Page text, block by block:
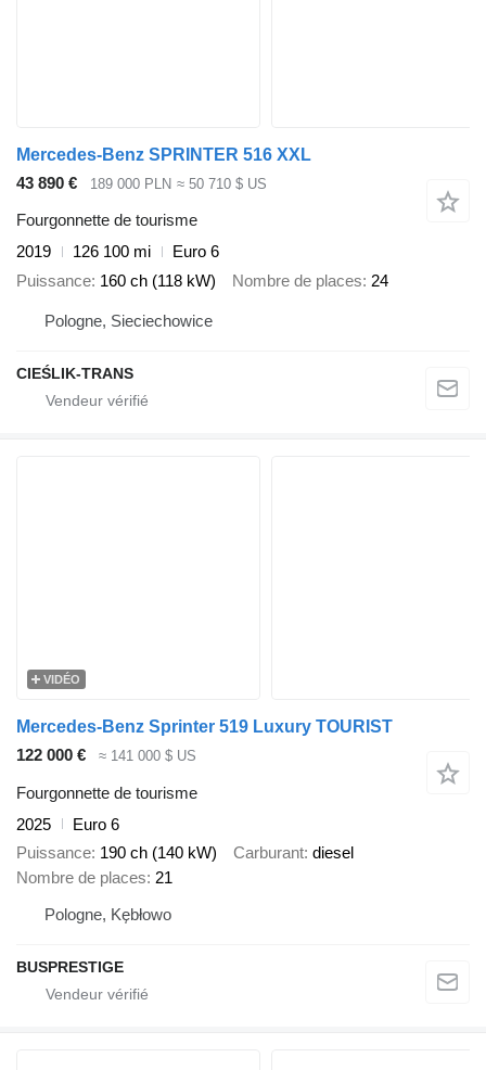
Mercedes-Benz SPRINTER 516 XXL
43 890 €
189 000 PLN ≈ 50 710 $ US
Fourgonnette de tourisme
2019
126 100 mi
Euro 6
Puissance 160 ch (118 kW) Nombre de places 24
Pologne, Sieciechowice
CIEŚLIK-TRANS
VIDÉO
Mercedes-Benz Sprinter 519 Luxury TOURIST
122 000 €
≈ 141 000 $ US
Fourgonnette de tourisme
2025
Euro 6
Puissance 190 ch (140 kW) Carburant diesel
Nombre de places 21
Pologne, Kębłowo
BUSPRESTIGE